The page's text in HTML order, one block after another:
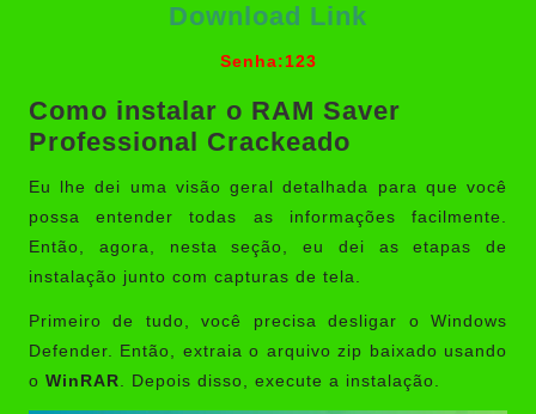
Download Link
Senha:123
Como instalar o RAM Saver
Professional Crackeado
Eu lhe dei uma visão geral detalhada para que você
possa entender todas as informações facilmente.
Então, agora, nesta seção, eu dei as etapas de
instalação junto com capturas de tela.
Primeiro de tudo, você precisa desligar o Windows
Defender. Então, extraia o arquivo zip baixado usando
o WinRAR. Depois disso, execute a instalação.